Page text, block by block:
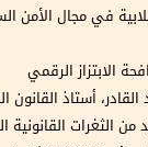
في مجال الأمن
الابتزاز الرقمي
أستاذ
من الثغرات القانونية